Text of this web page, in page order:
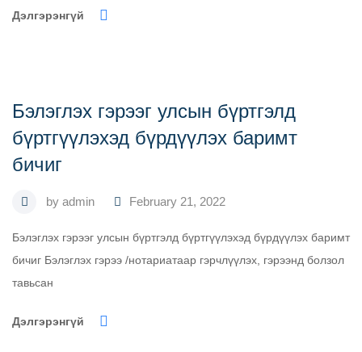
Дэлгэрэнгүй
Бэлэглэх гэрээг улсын бүртгэлд
бүртгүүлэхэд бүрдүүлэх баримт
бичиг
by admin February 21, 2022
Бэлэглэх гэрээг улсын бүртгэлд бүртгүүлэхэд бүрдүүлэх баримт
бичиг Бэлэглэх гэрээ /нотариатаар гэрчлүүлэх, гэрээнд болзол
тавьсан
Дэлгэрэнгүй